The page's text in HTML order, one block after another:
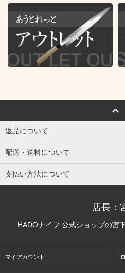
返品について
配送・送料について
支払い方法について
店長：
HADOナイフ 公式ショップの宮
マイアカウント